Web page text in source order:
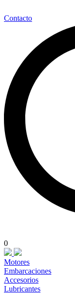
Contacto
0
Motores
Embarcaciones
Accesorios
Lubricantes